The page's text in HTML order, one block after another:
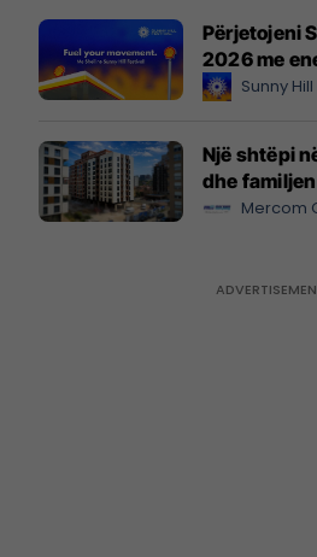
Përjetojeni
2026 me
Sunny
Një shtëpi
dhe
Mercom